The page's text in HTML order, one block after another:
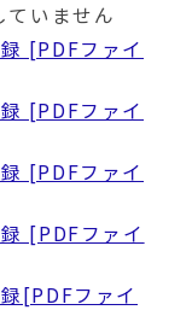
いません
[PDFファイ
[PDFファイ
[PDFファイ
[PDFファイ
[PDFファイ